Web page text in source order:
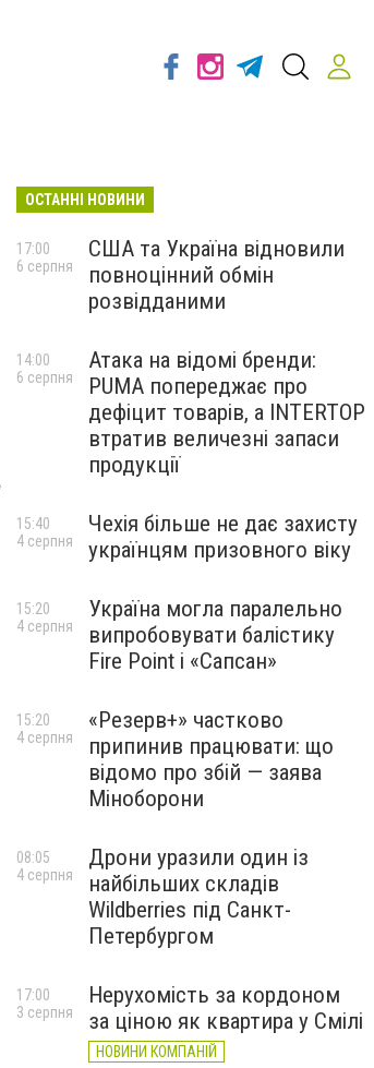
ОСТАННІ НОВИНИ
США та Україна відновили
повноцінний обмін
розвідданими
17:00
6 серпня
Атака на відомі бренди:
PUMA попереджає про
дефіцит товарів, а INTERTOP
втратив величезні запаси
продукції
14:00
6 серпня
Чехія більше не дає захисту
українцям призовного віку
15:40
4 серпня
Україна могла паралельно
випробовувати балістику
Fire Point і «Сапсан»
15:20
4 серпня
«Резерв+» частково
припинив працювати: що
відомо про збій — заява
Міноборони
15:20
4 серпня
Дрони уразили один із
найбільших складів
Wildberries під Санкт-
Петербургом
08:05
4 серпня
Нерухомість за кордоном
за ціною як квартира у Смілі
НОВИНИ КОМПАНІЙ
17:00
3 серпня